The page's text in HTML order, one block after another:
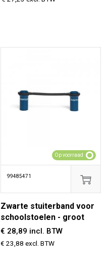
99485471
Op voorraad
Zwarte stuiterband voor
schoolstoelen - groot
€ 28,89 incl. BTW
€ 23,88 excl. BTW